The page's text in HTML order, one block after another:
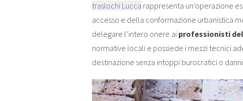
traslochi Lucca rappresenta un’operazione
accesso e della conformazione urbanistica
delegare l’intero onere ai professionisti
normative locali e possiede i mezzi tecnici
destinazione senza intoppi burocratici o